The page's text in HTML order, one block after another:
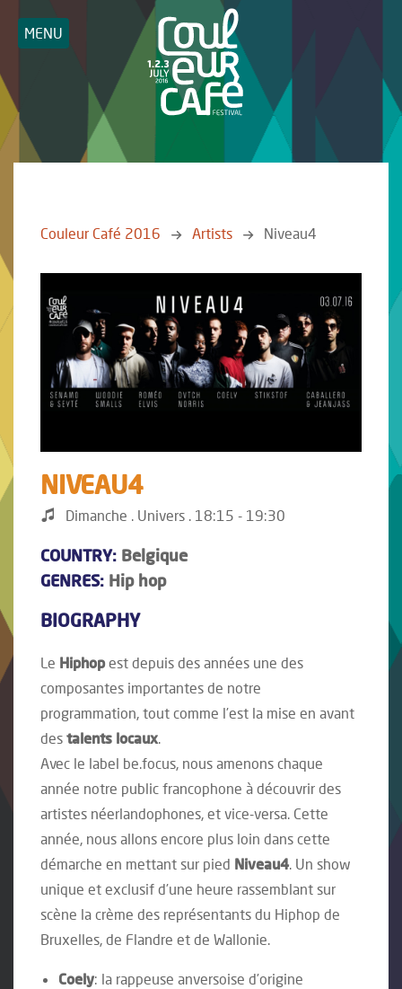
MENU
Couleur Café 2016 Artists Niveau4
NIVEAU4
Dimanche . Univers . 18:15 - 19:30
COUNTRY: Belgique
GENRES: Hip hop
BIOGRAPHY
Le Hiphopest depuis des années une des
composantes importantes de notre
programmation, tout comme l’est la mise en avant
des talents locaux.
Avec le label be.focus, nous amenons chaque
année notre public francophone à découvrir des
artistes néerlandophones, et vice-versa. Cette
année, nous allons encore plus loin dans cette
démarche en mettant sur pied Niveau4. Un show
unique et exclusif d’une heure rassemblant sur
scène la crème des représentants du Hiphop de
Bruxelles, de Flandre et de Wallonie.
Coely: la rappeuse anversoise d’origine